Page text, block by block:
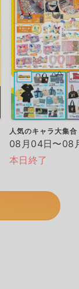
人気のキャラ大集
08月04日〜08
本日終了